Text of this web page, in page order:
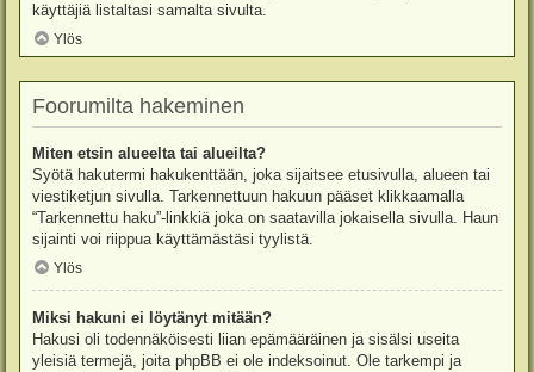
käyttäjiä listaltasi samalta sivulta.
Ylös
Foorumilta hakeminen
Miten etsin alueelta tai alueilta?
Syötä hakutermi hakukenttään, joka sijaitsee etusivulla, alueen tai
viestiketjun sivulla. Tarkennettuun hakuun pääset klikkaamalla
“Tarkennettu haku”-linkkiä joka on saatavilla jokaisella sivulla. Haun
sijainti voi riippua käyttämästäsi tyylistä.
Ylös
Miksi hakuni ei löytänyt mitään?
Hakusi oli todennäköisesti liian epämääräinen ja sisälsi useita
yleisiä termejä, joita phpBB ei ole indeksoinut. Ole tarkempi ja